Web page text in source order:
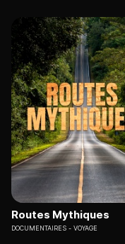
Routes Mythiques
DOCUMENTAIRES VOYAGE